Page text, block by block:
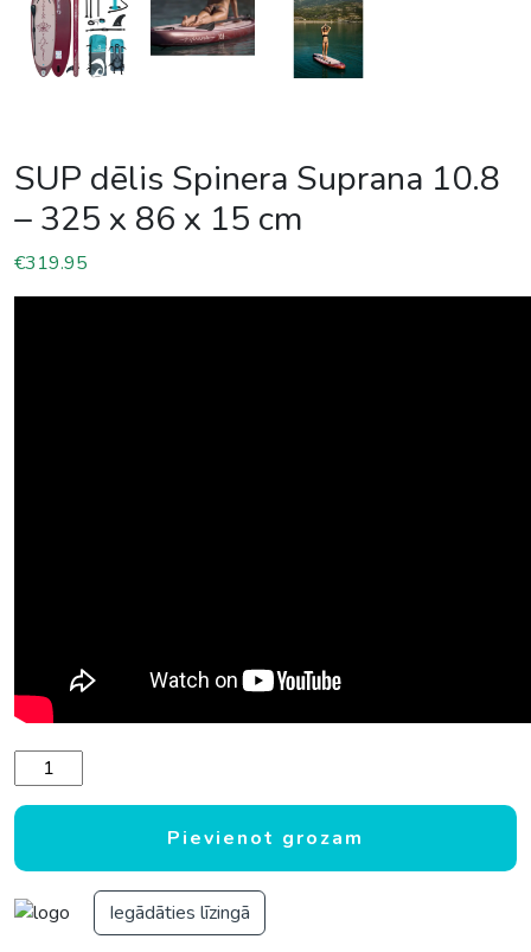
SUP dēlis Spinera Suprana 10.8
– 325 x 86 x 15 cm
€319.95
SUP dēlis Spinera Suprana 10.8 - 325 x 86 x 15 cm daudzums
Pievienot grozam
Iegādāties līzingā